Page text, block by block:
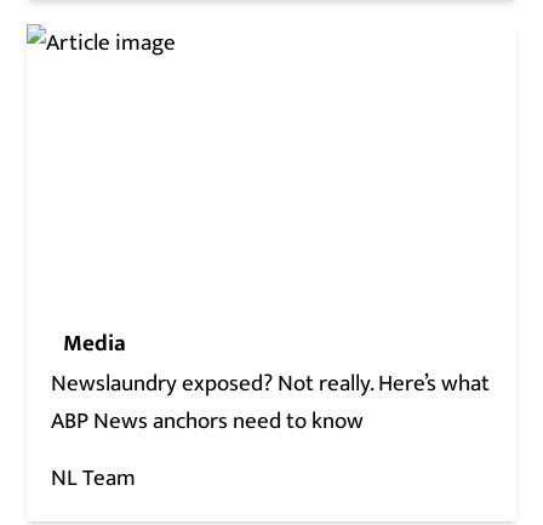
Media
Newslaundry exposed? Not really. Here’s what
ABP News anchors need to know
NL Team